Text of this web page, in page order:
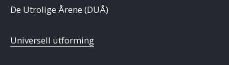
De Utrolige Årene (DUÅ)
Universell utforming